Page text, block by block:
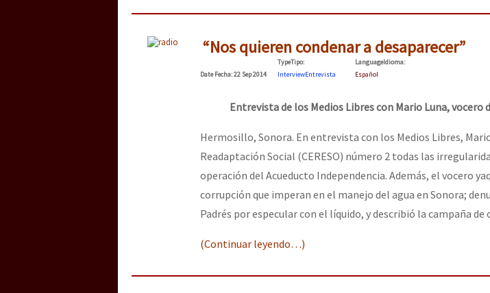
“Nos quieren condenar a desaparecer”
DateFecha: 22 Sep 2014
TypeTipo:
InterviewEntrevista
LanguageIdioma:
Español
Entrevista de los Medios Libres con Mario Luna, vocero
Hermosillo, Sonora. En entrevista con los Medios Libres,
Readaptación Social (CERESO) número 2 todas las
operación del Acueducto Independencia. Además, el vocero
corrupción que imperan en el manejo del agua en Sonora;
Padrés por especular con el líquido, y describió la campaña
(Continuar leyendo…)